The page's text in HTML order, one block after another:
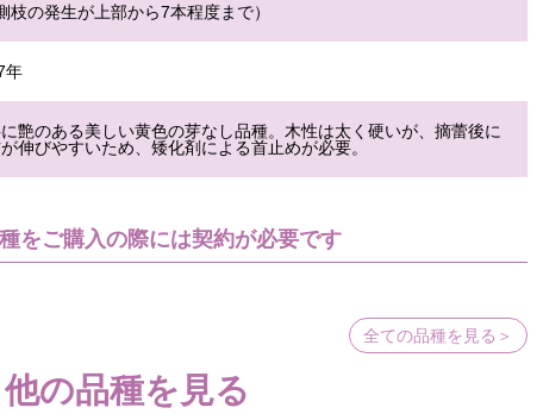
枝の発生が上部から7本程度まで）
年
艶のある美しい黄色の芽なし品種。木性は太く硬いが、摘蕾後に
伸びやすいため、矮化剤による首止めが必要。
をご購入の際には契約が必要です
他の品種を見る
全ての品種を見る＞